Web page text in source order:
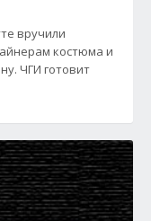
вручили
костюма и
ЧГИ готовит